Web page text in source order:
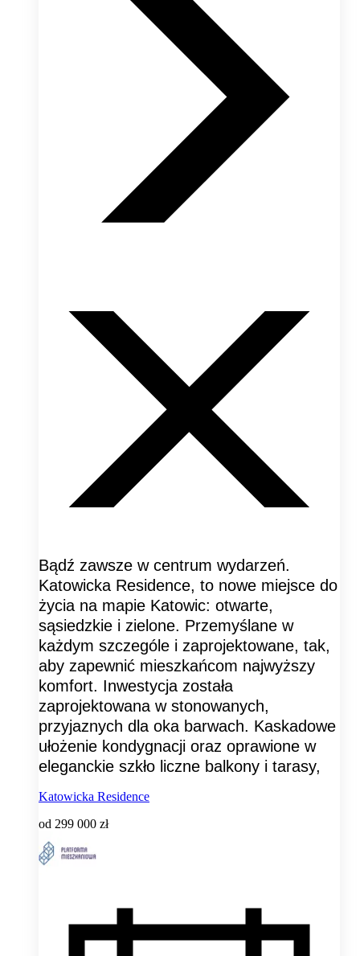
Bądź zawsze w centrum wydarzeń.
Katowicka Residence, to nowe miejsce do
życia na mapie Katowic: otwarte,
sąsiedzkie i zielone. Przemyślane w
każdym szczególe i zaprojektowane, tak,
aby zapewnić mieszkańcom najwyższy
komfort. Inwestycja została
zaprojektowana w stonowanych,
przyjaznych dla oka barwach. Kaskadowe
ułożenie kondygnacji oraz oprawione w
eleganckie szkło liczne balkony i tarasy,
Katowicka Residence
od 299 000 zł